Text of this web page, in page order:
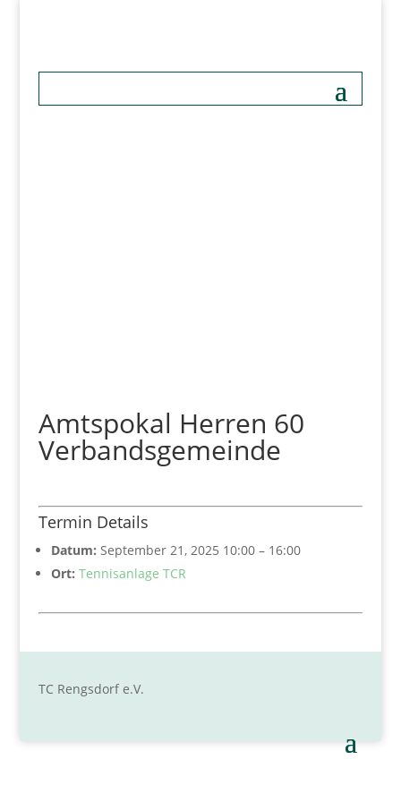
Amtspokal Herren 60
Verbandsgemeinde
Termin Details
Datum: September 21, 2025 10:00– 16:00
Ort: Tennisanlage TCR
TC Rengsdorf e.V.